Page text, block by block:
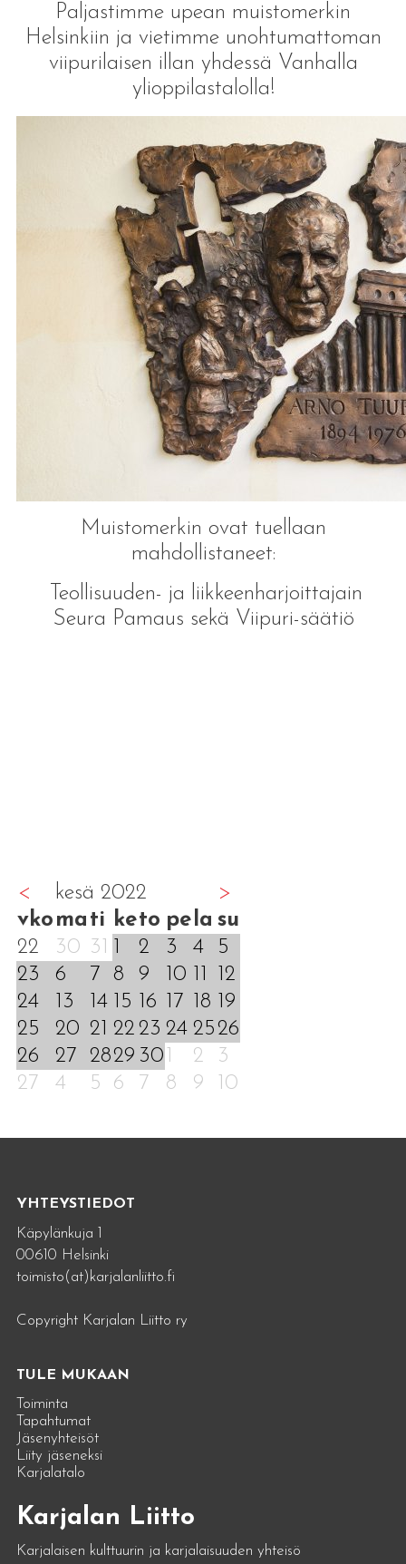
Paljastimme upean muistomerkin
Helsinkiin ja vietimme unohtumattoman
viipurilaisen illan yhdessä Vanhalla
ylioppilastalolla!
Muistomerkin ovat tuellaan
mahdollistaneet:
Teollisuuden- ja liikkeenharjoittajain
Seura Pamaus sekä Viipuri-säätiö
< kesä 2022
>
vko ma ti keto pe la su
22
30 31 2 3 4
5
23
6 7 8 9 10
12
24
13 14 15 16 17 18
19
25
20 21 22 23 24 2526
26
27 2829 30 2
3
27
4 5 6 7 8 9 10
YHTEYSTIEDOT
Käpylänkuja 1
00610 Helsinki
toimisto(at)karjalanliitto.fi
Copyright Karjalan Liitto ry
TULE MUKAAN
Toiminta
Tapahtumat
Jäsenyhteisöt
Liity jäseneksi
Karjalatalo
Karjalan Liitto
Karjalaisen kulttuurin ja karjalaisuuden yhteisö